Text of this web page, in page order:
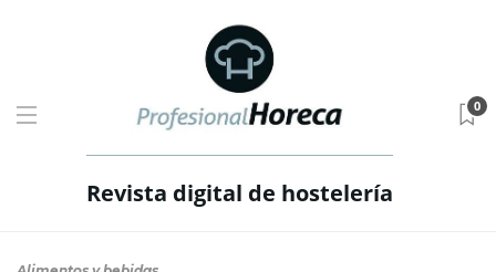
Revista digital de hostelería
0